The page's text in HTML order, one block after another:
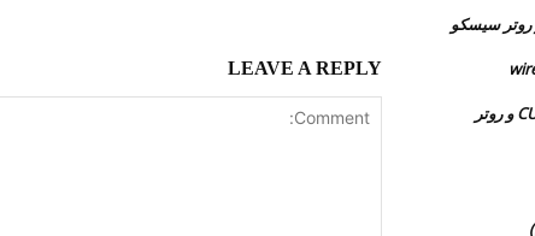
LEAVE A REPLY
ویدیو ایجاد SIP Trunk بین CUCM و روتر